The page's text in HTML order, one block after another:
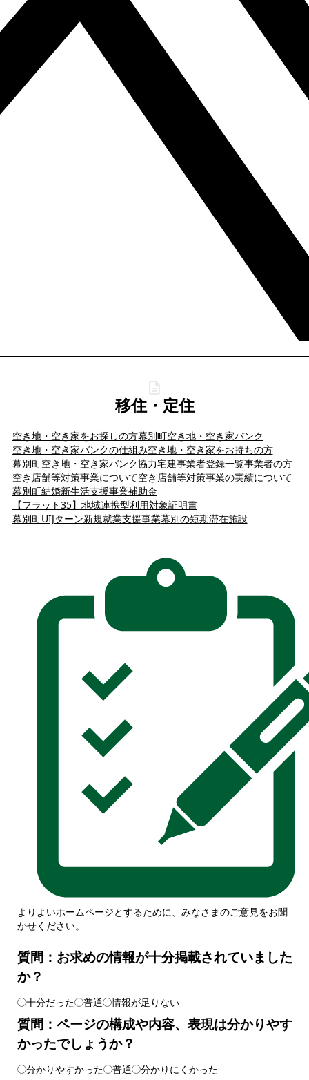
移住・定住
空き地・空き家をお探しの方幕別町空き地・空き家バンク
空き地・空き家バンクの仕組み空き地・空き家をお持ちの方
幕別町空き地・空き家バンク協力宅建事業者登録一覧事業者の方
空き店舗等対策事業について空き店舗等対策事業の実績について
幕別町結婚新生活支援事業補助金
【フラット35】地域連携型利用対象証明書
幕別町UIJターン新規就業支援事業幕別の短期滞在施設
よりよいホームページとするために、みなさまのご意見をお聞
かせください。
質問：お求めの情報が十分掲載されていました
か？
十分だった 普通 情報が足りない
質問：ページの構成や内容、表現は分かりやす
かったでしょうか？
分かりやすかった 普通 分かりにくかった